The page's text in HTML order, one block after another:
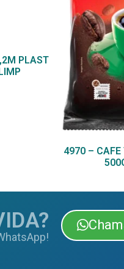
PLAST
4970 – CAFE